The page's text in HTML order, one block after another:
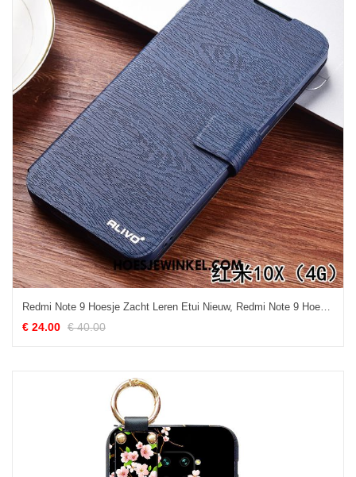
Redmi Note 9 Hoesje Zacht Leren Etui Nieuw, Redmi Note 9 Hoesje Mobiele Telefoon Bescherming Beige
€ 24.00 € 40.00